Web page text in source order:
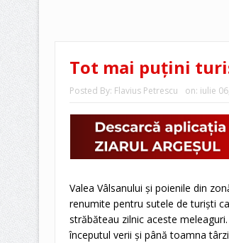
Tot mai puţini
Posted By: Flavius Petrescu on: iulie
Valea Vâlsanului şi poienile din
renumite pentru sutele de turişti
străbăteau zilnic aceste
începutul verii şi până toamna